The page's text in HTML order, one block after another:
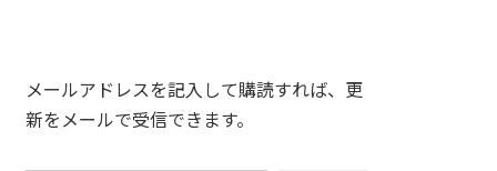
メールアドレスを記入して購読すれば、更
新をメールで受信できます。